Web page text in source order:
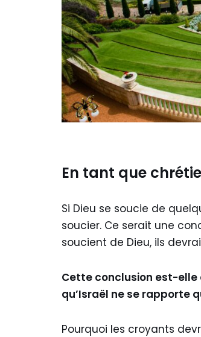
En tant que
Si Dieu se soucie de
soucier. Ce serait une
soucient de Dieu, ils
Cette conclusion est-elle
qu’Israël ne se rapporte
Pourquoi les croyants